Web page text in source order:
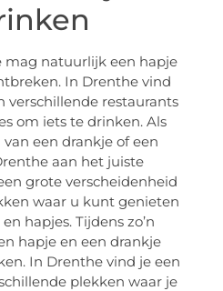
mag natuurlijk een hapje
In Drenthe vind
verschillende restaurants
om iets te drinken. Als
een drankje of een
aan het juiste
grote verscheidenheid
waar u kunt genieten
hapjes. Tijdens zo’n
hapje en een drankje
In Drenthe vind je een
plekken waar je